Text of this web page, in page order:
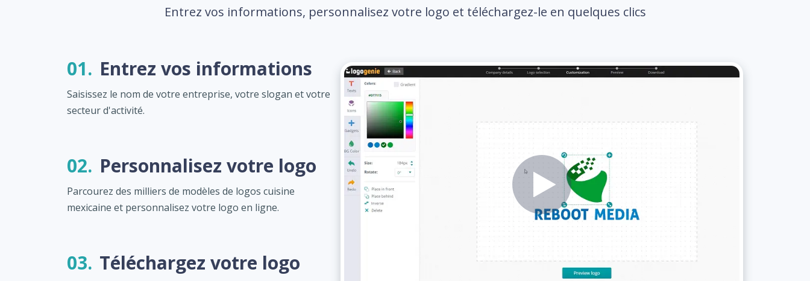
Entrez vos informations, personnalisez votre logo et téléchargez-le en quelques clics
01. Entrez vos informations
Saisissez le nom de votre entreprise, votre slogan et votre
secteur d'activité.
02. Personnalisez votre logo
Parcourez des milliers de modèles de logos cuisine
mexicaine et personnalisez votre logo en ligne.
03. Téléchargez votre logo